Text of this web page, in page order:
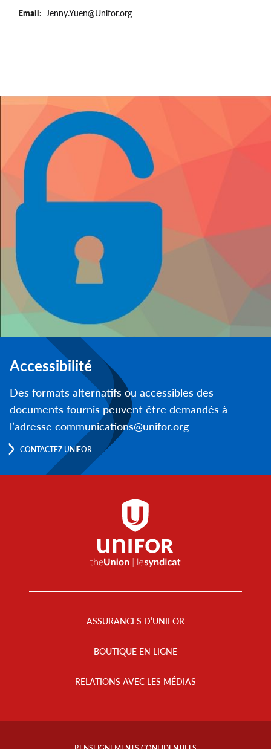
Email Jenny.Yuen@Unifor.org
Accessibilité
Des formats alternatifs ou accessibles des
documents fournis peuvent être demandés à
l’adresse communications@unifor.org
CONTACTEZ UNIFOR
ASSURANCES D’UNIFOR
BOUTIQUE EN LIGNE
RELATIONS AVEC LES MÉDIAS
Footer